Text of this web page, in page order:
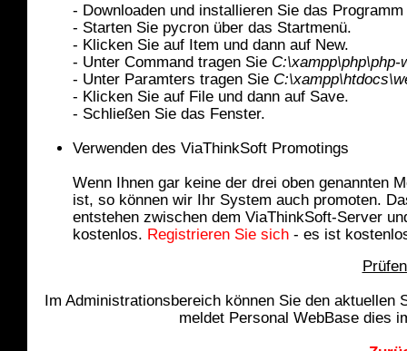
- Downloaden und installieren Sie das Programm
- Starten Sie pycron über das Startmenü.
- Klicken Sie auf Item und dann auf New.
- Unter Command tragen Sie C:\xampp\php\php-
- Unter Paramters tragen Sie
- Klicken Sie auf File und dann auf Save.
- Schließen Sie das Fenster.
Verwenden des ViaThinkSoft Promotings
Wenn Ihnen gar keine der drei oben genannten
ist, so können wir Ihr System auch promoten.
entstehen zwischen dem ViaThinkSoft-Server
kostenlos. Registrieren Sie sich - es ist
Im Administrationsbereich können Sie den
meldet Personal WebBase dies